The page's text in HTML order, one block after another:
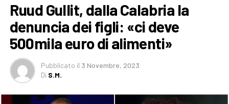
Ruud Gullit, dalla Calabria la
denuncia dei figli: «ci deve
500mila euro di alimenti»
Pubblicato il 3 Novembre, 2023
Di S.M.